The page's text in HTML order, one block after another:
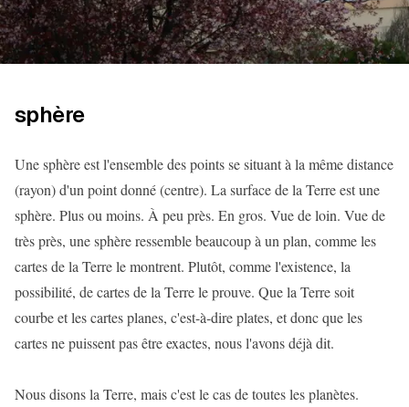
sphère
Une sphère est l'ensemble des points se situant à la même distance
(rayon) d'un point donné (centre). La surface de la Terre est une
sphère. Plus ou moins. À peu près. En gros. Vue de loin. Vue de
très près, une sphère ressemble beaucoup à un plan, comme les
cartes de la Terre le montrent. Plutôt, comme l'existence, la
possibilité, de cartes de la Terre le prouve. Que la Terre soit
courbe et les cartes planes, c'est-à-dire plates, et donc que les
cartes ne puissent pas être exactes, nous l'avons déjà dit.
Nous disons la Terre, mais c'est le cas de toutes les planètes.